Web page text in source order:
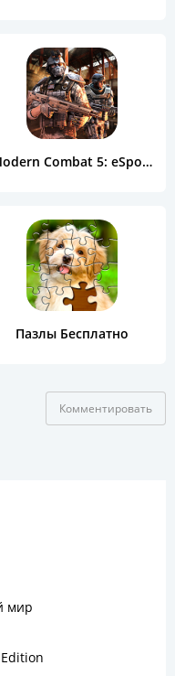
Modern Combat 5: eSports FPS
Пазлы Бесплатно
Комментировать
мир